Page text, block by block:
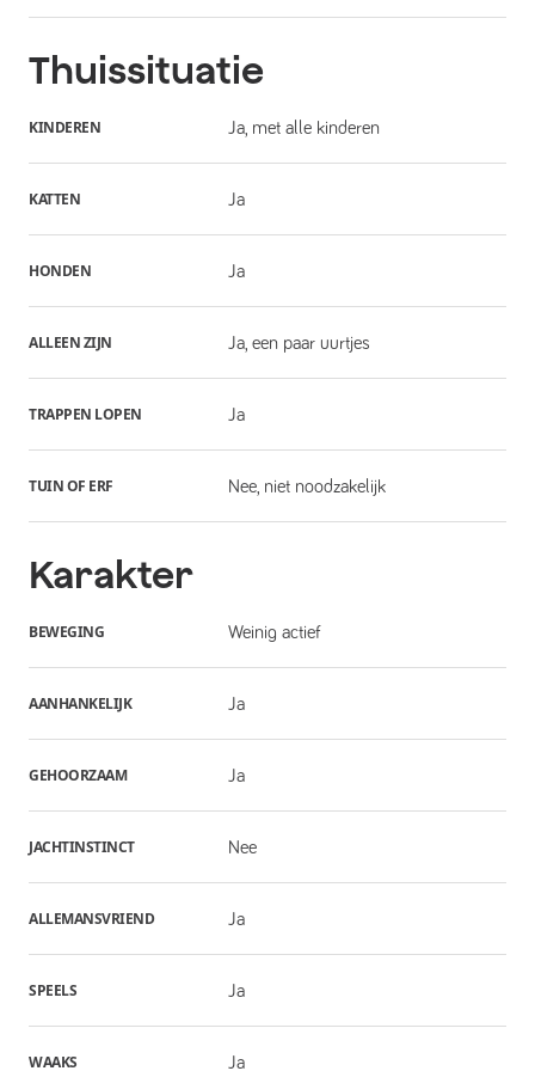
Thuissituatie
KINDEREN Ja, met alle kinderen
KATTEN Ja
HONDEN Ja
ALLEEN ZIJN Ja, een paar uurtjes
TRAPPEN LOPEN Ja
TUIN OF ERF Nee, niet noodzakelijk
Karakter
BEWEGING Weinig actief
AANHANKELIJK Ja
GEHOORZAAM Ja
JACHTINSTINCT Nee
ALLEMANSVRIEND Ja
SPEELS Ja
WAAKS Ja